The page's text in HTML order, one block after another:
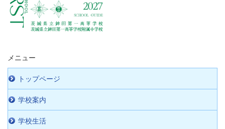
メニュー
トップページ
学校案内
学校生活